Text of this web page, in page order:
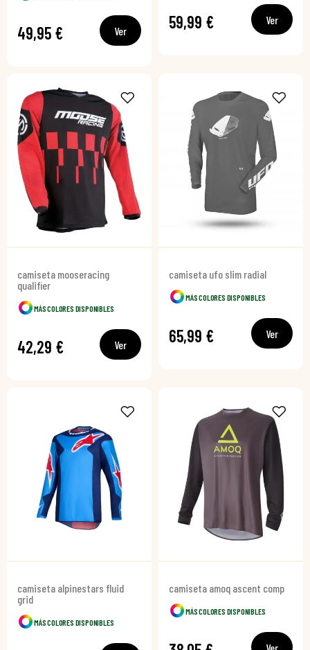
49,95 € Ver 59,99 € Ver
camiseta mooseracing
qualifier
MÁS COLORES DISPONIBLES
42,29 € Ver
camiseta ufo slim radial
MÁS COLORES DISPONIBLES
65,99 € Ver
camiseta alpinestars fluid
grid
MÁS COLORES DISPONIBLES
camiseta amoq ascent comp
MÁS COLORES DISPONIBLES
Ver